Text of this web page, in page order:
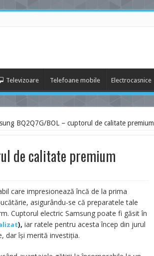
Televizoare Telefoane mobile Electrocasnice
BQ2Q7G/BOL – cuptorul de calitate premium
de calitate premium
care impresionează încă de la prima
asigurându-se că preparatele tale
Cuptorul electric Samsung poate fi găsit în
), iar ratele pentru acesta încep din jurul
dar își merită investiția.